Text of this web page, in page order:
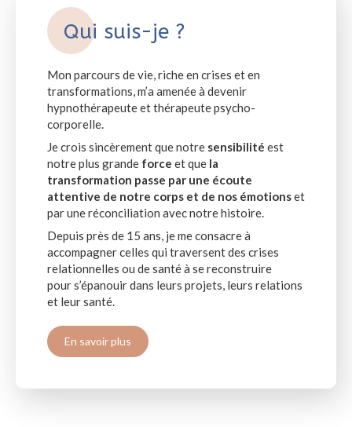
Qui suis-je ?
Mon parcours de vie, riche en crises et en
transformations, m’a amenée à devenir
hypnothérapeute et thérapeute psycho-
corporelle.
Je crois sincèrement que notre sensibilité est
notre plus grande force et que la
transformation passe par une écoute
attentive de notre corps et de nos émotionset
par une réconciliation avec notre histoire.
Depuis près de 15 ans, je me consacre à
accompagner celles qui traversent des crises
relationnelles ou de santé à se reconstruire
pour s’épanouir dans leurs projets, leurs relations
et leur santé.
En savoir plus